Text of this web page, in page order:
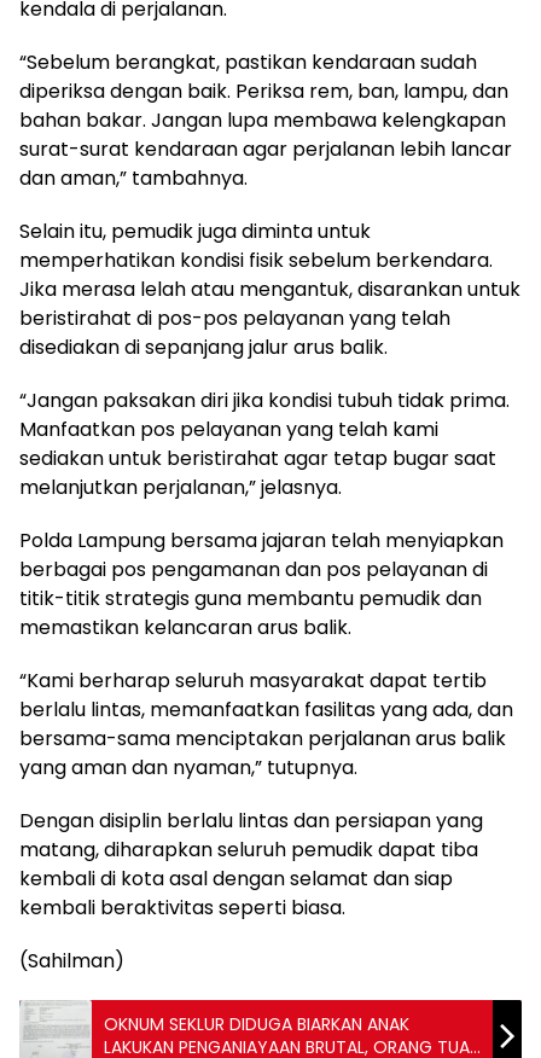
kendala di perjalanan.
“Sebelum berangkat, pastikan kendaraan sudah
diperiksa dengan baik. Periksa rem, ban, lampu, dan
bahan bakar. Jangan lupa membawa kelengkapan
surat-surat kendaraan agar perjalanan lebih lancar
dan aman,” tambahnya.
Selain itu, pemudik juga diminta untuk
memperhatikan kondisi fisik sebelum berkendara.
Jika merasa lelah atau mengantuk, disarankan untuk
beristirahat di pos-pos pelayanan yang telah
disediakan di sepanjang jalur arus balik.
“Jangan paksakan diri jika kondisi tubuh tidak prima.
Manfaatkan pos pelayanan yang telah kami
sediakan untuk beristirahat agar tetap bugar saat
melanjutkan perjalanan,” jelasnya.
Polda Lampung bersama jajaran telah menyiapkan
berbagai pos pengamanan dan pos pelayanan di
titik-titik strategis guna membantu pemudik dan
memastikan kelancaran arus balik.
“Kami berharap seluruh masyarakat dapat tertib
berlalu lintas, memanfaatkan fasilitas yang ada, dan
bersama-sama menciptakan perjalanan arus balik
yang aman dan nyaman,” tutupnya.
Dengan disiplin berlalu lintas dan persiapan yang
matang, diharapkan seluruh pemudik dapat tiba
kembali di kota asal dengan selamat dan siap
kembali beraktivitas seperti biasa.
(Sahilman)
OKNUM SEKLUR DIDUGA BIARKAN ANAK
LAKUKAN PENGANIAYAAN BRUTAL, ORANG TUA